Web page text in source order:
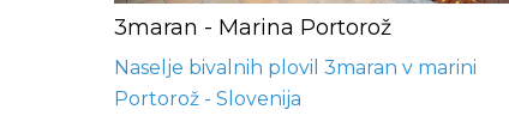
3maran - Marina Portorož
Naselje bivalnih plovil 3maran v marini
Portorož - Slovenija